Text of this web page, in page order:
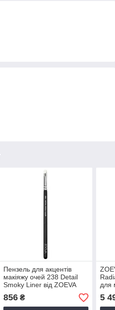
Пензель для акцентів
макіяжу очей 238 Detail
Smoky Liner від ZOEVA
856₴
для
очей
5